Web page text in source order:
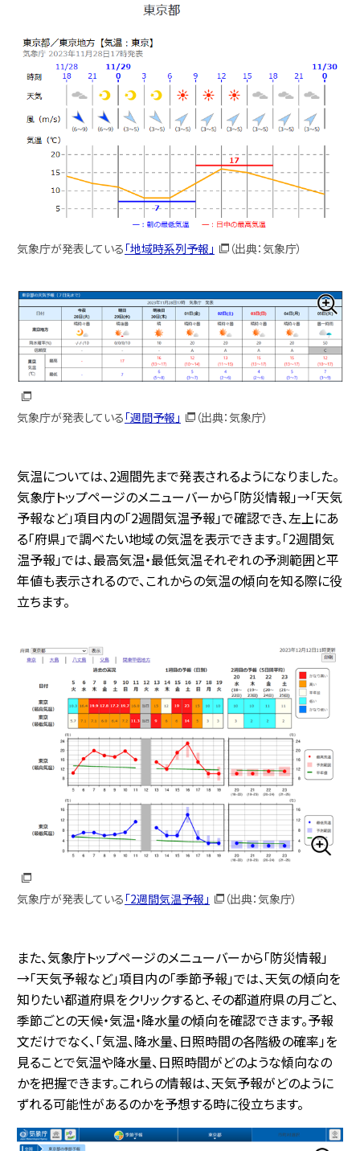
気象庁が発表している 「地域時系列予報」 （出典：気象庁）
気象庁が発表している 「週間予報」 （出典：気象庁）
気温については、2週間先まで発表されるようになりました。
気象庁トップページのメニューバーから「防災情報」→「天気
予報など」項目内の「2週間気温予報」で確認でき、左上にあ
る「府県」で調べたい地域の気温を表示できます。「2週間気
温予報」では、最高気温・最低気温それぞれの予測範囲と平
年値も表示されるので、これからの気温の傾向を知る際に役
立ちます。
気象庁が発表している 「2週間気温予報」 （出典：気象庁）
また、気象庁トップページのメニューバーから「防災情報」
→「天気予報など」項目内の「季節予報」では、天気の傾向を
知りたい都道府県をクリックすると、その都道府県の月ごと、
季節ごとの天候・気温・降水量の傾向を確認できます。予報
文だけでなく、「気温、降水量、日照時間の各階級の確率」を
見ることで気温や降水量、日照時間がどのような傾向なの
かを把握できます。これらの情報は、天気予報がどのように
ずれる可能性があるのかを予想する時に役立ちます。